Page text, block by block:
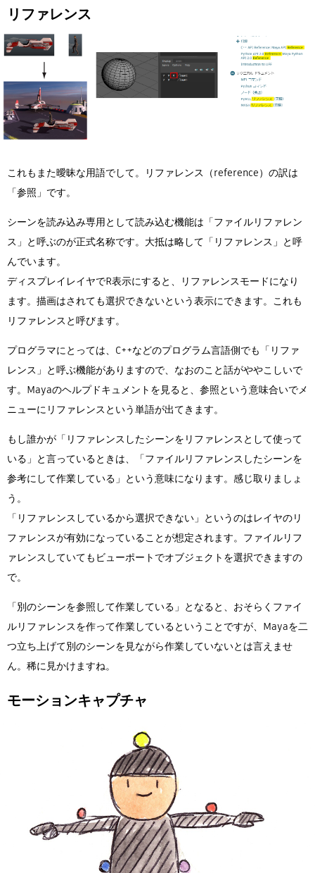
リファレンス
これもまた曖昧な用語でして。リファレンス（reference）の訳は
「参照」です。
シーンを読み込み専用として読み込む機能は「ファイルリファレン
ス」と呼ぶのが正式名称です。大抵は略して「リファレンス」と呼
んでいます。
ディスプレイレイヤでR表示にすると、リファレンスモードになり
ます。描画はされても選択できないという表示にできます。これも
リファレンスと呼びます。
プログラマにとっては、C++などのプログラム言語側でも「リファ
レンス」と呼ぶ機能がありますので、なおのこと話がややこしいで
す。Mayaのヘルプドキュメントを見ると、参照という意味合いでメ
ニューにリファレンスという単語が出てきます。
もし誰かが「リファレンスしたシーンをリファレンスとして使って
いる」と言っているときは、「ファイルリファレンスしたシーンを
参考にして作業している」という意味になります。感じ取りましょ
う。
「リファレンスしているから選択できない」というのはレイヤのリ
ファレンスが有効になっていることが想定されます。ファイルリフ
ァレンスしていてもビューポートでオブジェクトを選択できますの
で。
「別のシーンを参照して作業している」となると、おそらくファイ
ルリファレンスを作って作業しているということですが、Mayaを二
つ立ち上げて別のシーンを見ながら作業していないとは言えませ
ん。稀に見かけますね。
モーションキャプチャ